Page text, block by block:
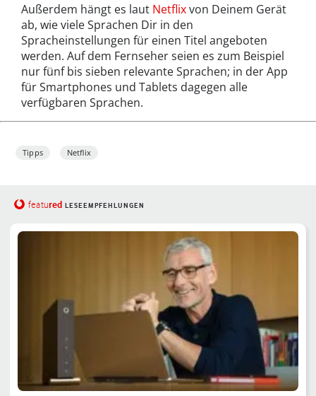
Außerdem hängt es laut Netflixvon Deinem Gerät
ab, wie viele Sprachen Dir in den
Spracheinstellungen für einen Titel angeboten
werden. Auf dem Fernseher seien es zum Beispiel
nur fünf bis sieben relevante Sprachen; in der App
für Smartphones und Tablets dagegen alle
verfügbaren Sprachen.
Tipps Netflix
featured LESEEMPFEHLUNGEN